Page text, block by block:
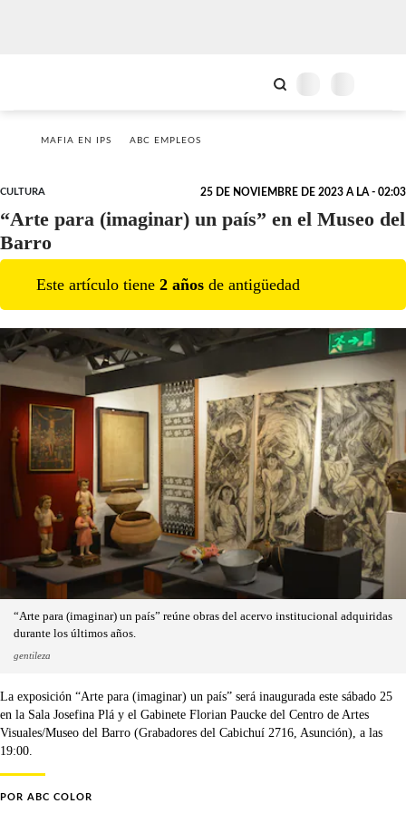
MAFIA EN IPS ABC EMPLEOS
CULTURA 25 DE NOVIEMBRE DE 2023 A LA - 02:03
“Arte para (imaginar) un país” en el Museo del
Barro
Este artículo tiene 2 años de antigüedad
“Arte para (imaginar) un país” reúne obras del acervo institucional adquiridas
durante los últimos años.
gentileza
La exposición “Arte para (imaginar) un país” será inaugurada este sábado 25
en la Sala Josefina Plá y el Gabinete Florian Paucke del Centro de Artes
Visuales/Museo del Barro (Grabadores del Cabichuí 2716, Asunción), a las
19:00.
POR ABC COLOR